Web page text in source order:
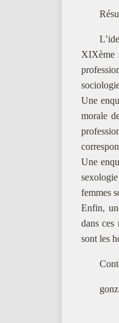
XIXème
Une
morale
Une
femmes
Enfin,
dans ces
sont les